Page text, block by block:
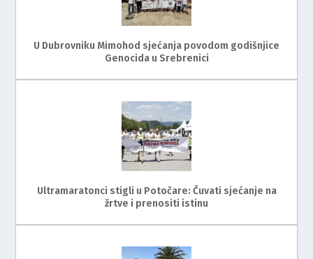
U Dubrovniku Mimohod sjećanja povodom godišnjice
Genocida u Srebrenici
Ultramaratonci stigli u Potočare: Čuvati sjećanje na
žrtve i prenositi istinu